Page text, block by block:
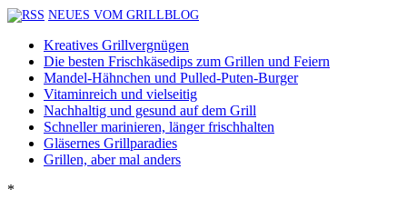
NEUES VOM GRILLBLOG
Kreatives Grillvergnügen
Die besten Frischkäsedips zum Grillen und Feiern
Mandel-Hähnchen und Pulled-Puten-Burger
Vitaminreich und vielseitig
Nachhaltig und gesund auf dem Grill
Schneller marinieren, länger frischhalten
Gläsernes Grillparadies
Grillen, aber mal anders
*